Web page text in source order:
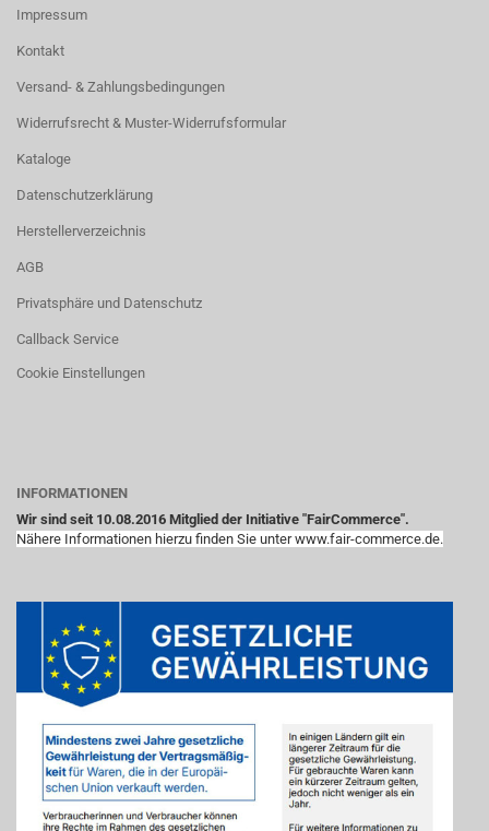
Impressum
Kontakt
Versand- & Zahlungsbedingungen
Widerrufsrecht & Muster-Widerrufsformular
Kataloge
Datenschutzerklärung
Herstellerverzeichnis
AGB
Privatsphäre und Datenschutz
Callback Service
Cookie Einstellungen
INFORMATIONEN
Wir sind seit 10.08.2016 Mitglied der Initiative "FairCommerce".
Nähere Informationen hierzu finden Sie unter www.fair-commerce.de.